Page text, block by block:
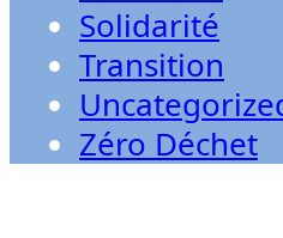
Solidarité
Transition
Zéro Déchet